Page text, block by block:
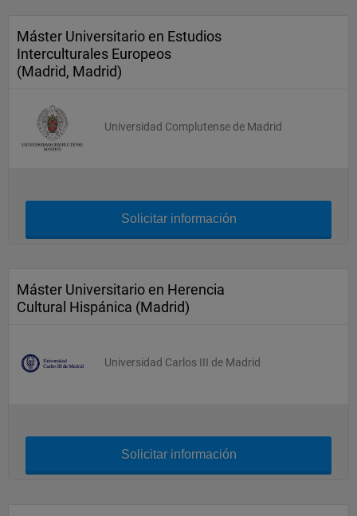
Máster Universitario en Estudios
Interculturales Europeos
(Madrid, Madrid)
Universidad Complutense de Madrid
Solicitar información
Máster Universitario en Herencia
Cultural Hispánica (Madrid)
Universidad Carlos III de Madrid
Solicitar información